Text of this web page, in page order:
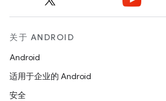
关于 ANDROID
Android
适用于企业的 Android
安全